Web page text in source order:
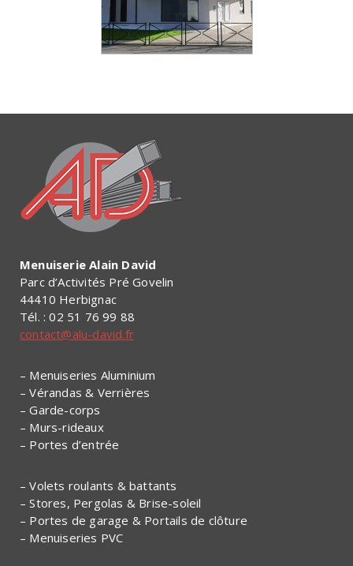
Menuiserie Alain David
Parc d’Activités Pré Govelin
44410 Herbignac
Tél. : 02 51 76 99 88
contact@alu-david.fr
– Menuiseries Aluminium
– Vérandas & Verrières
– Garde-corps
– Murs-rideaux
– Portes d’entrée
– Volets roulants & battants
– Stores, Pergolas & Brise-soleil
– Portes de garage & Portails de clôture
– Menuiseries PVC